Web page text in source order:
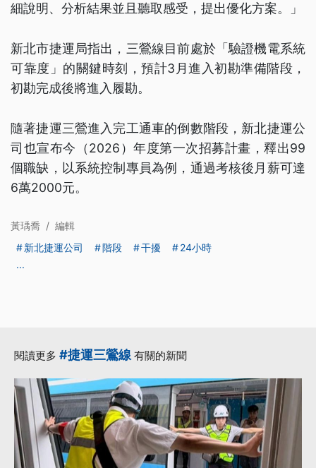
細說明、分析結果並且聽取感受，提出優化方案。」
新北市捷運局指出，三鶯線目前處於「驗證機電系統
可靠度」的關鍵時刻，預計3月進入初勘準備階段，
初勘完成後將進入履勘。
隨著捷運三鶯進入完工通車的倒數階段，新北捷運公
司也宣布今（2026）年度第一次招募計畫，釋出99
個職缺，以系統控制專員為例，通過考核後月薪可達
6萬2000元。
黃瑀喬 / 編輯
新北捷運公司
階段 干擾
24小時
...
閱讀更多 #捷運三鶯線 有關的新聞